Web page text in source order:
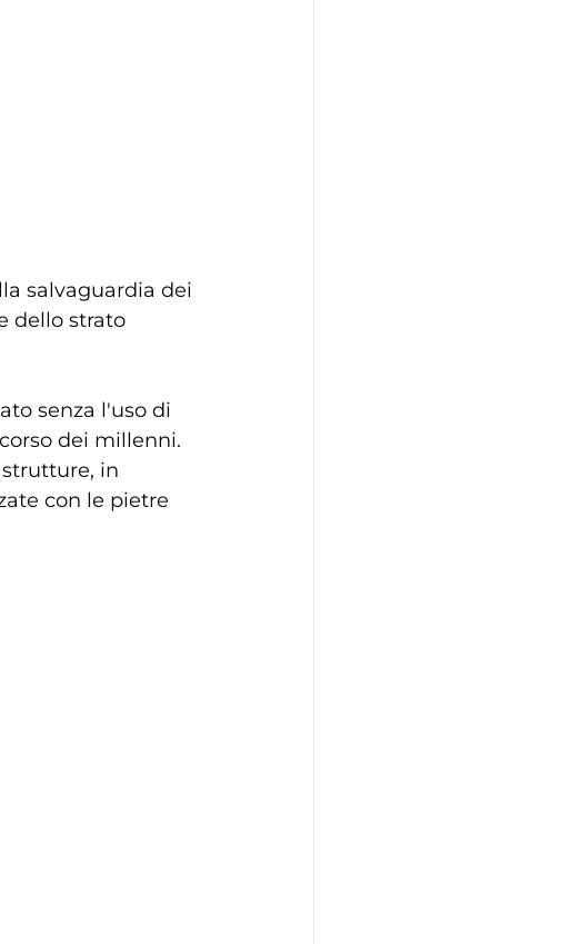
salvaguardia dei
dello strato
senza l'uso di
dei millenni.
in
con le pietre